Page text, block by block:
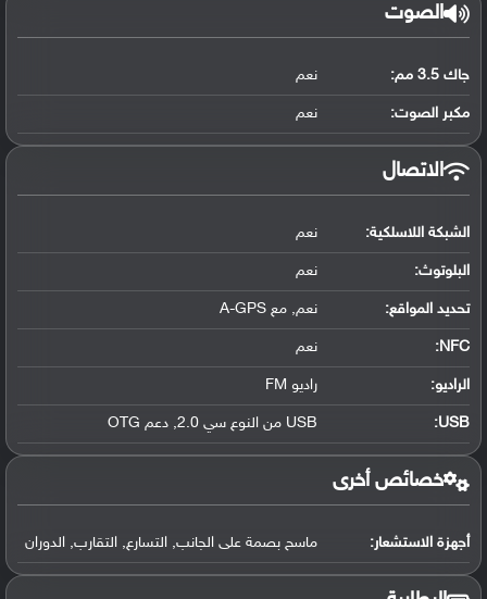
الصوت
جاك 3.5 مم: نعم
مكبر الصوت: نعم
الاتصال
الشبكة اللاسلكية: نعم
البلوتوث: نعم
تحديد المواقع: نعم, مع A-GPS
NFC
: نعم
الراديو: راديو FM
USB
: USB من النوع سي 2.0, دعم OTG
خصائص أخرى
أجهزة الاستشعار: ماسح بصمة على الجانب, التسارع, التقارب, الدوران